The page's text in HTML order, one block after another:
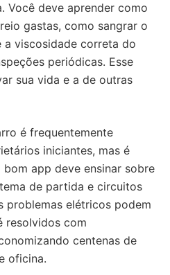
Você deve aprender como
gastas, como sangrar o
a viscosidade correta do
periódicas. Esse
sua vida e a de outras
é frequentemente
iniciantes, mas é
app deve ensinar sobre
de partida e circuitos
problemas elétricos podem
resolvidos com
centenas de
oficina.